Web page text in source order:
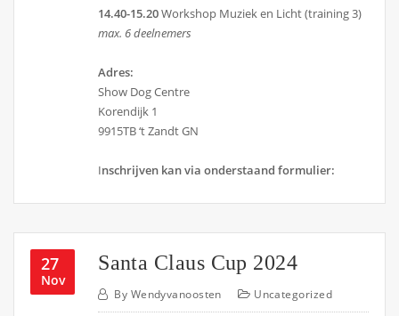
14.40-15.20Workshop Muziek en Licht (training 3)
max. 6 deelnemers
Adres:
Show Dog Centre
Korendijk 1
9915TB ‘t Zandt GN
Inschrijven kan via onderstaand formulier:
27
Nov
Santa Claus Cup 2024
By Wendyvanoosten Uncategorized